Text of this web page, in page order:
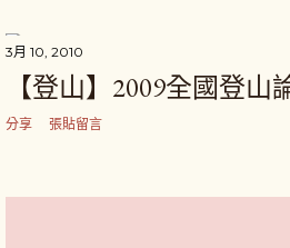
3月 10, 2010
【登山】2009全國登山
分享 張貼留言